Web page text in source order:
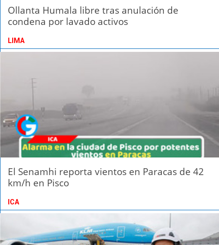
Ollanta Humala libre tras anulación de
condena por lavado activos
LIMA
El Senamhi reporta vientos en Paracas de 42
km/h en Pisco
ICA